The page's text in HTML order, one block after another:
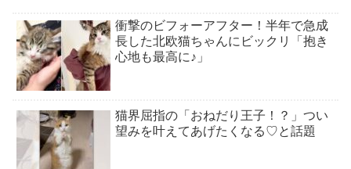
衝撃のビフォーアフター！半年で急成
長した北欧猫ちゃんにビックリ「抱き
心地も最高に♪」
猫界屈指の「おねだり王子！？」つい
望みを叶えてあげたくなる♡と話題